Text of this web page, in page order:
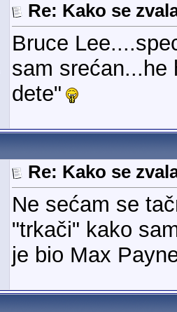
Re: Kako se
Bruce
sam srećan...he
dete"
Re: Kako se
Ne sećam se
"trkači" kako
je bio Max